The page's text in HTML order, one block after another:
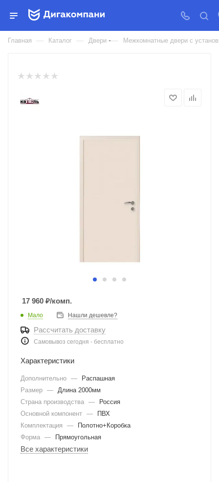
ДВЕРЬ МЕЖКОМНАТНАЯ
KAPELLI ПВХ ВЛАГОСТОЙКИЕ
Главная — Каталог — Двери — Межкомнатные двери с
17 960 ₽/комп.
Мало Нашли дешевле?
Рассчитать доставку
Самовывоз сегодня - бесплатно
Характеристики
Дополнительно —
Распашная
Размер — Длина 2000мм
Страна производства —
Россия
Основной компонент —
ПВХ
Комплектация
—
Полотно+Коробка
Форма — Прямоугольная
Все характеристики